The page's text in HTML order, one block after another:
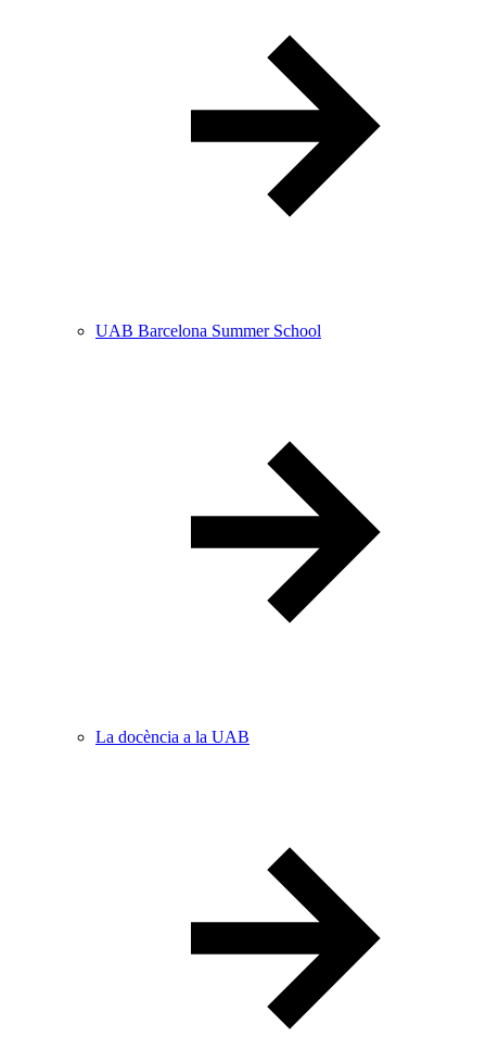
UAB Barcelona Summer School
La docència a la UAB